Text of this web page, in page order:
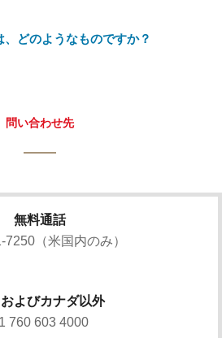
、どのようなものですか？
問い合わせ先
無料通話
7250（米国内のみ）
よびカナダ以外
760 603 4000